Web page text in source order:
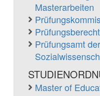
Masterarbeiten
Prüfungsamt der
Master of